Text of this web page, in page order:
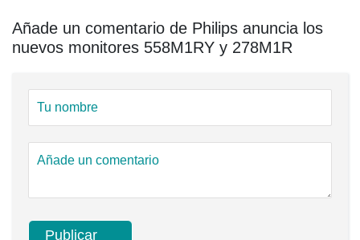
Añade un comentario de Philips anuncia los
nuevos monitores 558M1RY y 278M1R